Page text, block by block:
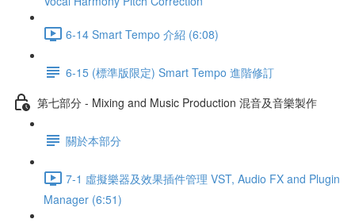
6-14 Smart Tempo 介紹 (6:08)
6-15 (標準版限定) Smart Tempo 進階修訂
第七部分 - Mixing and Music Production 混音及音樂製作
關於本部分
7-1 虛擬樂器及效果插件管理 VST, Audio FX and Plugin
Manager (6:51)